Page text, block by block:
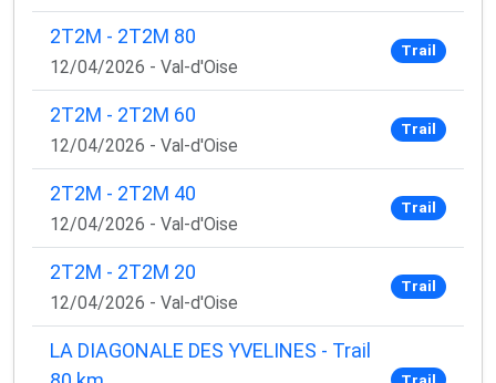
2T2M - 2T2M 80
12/04/2026 - Val-d'Oise
Trail
2T2M - 2T2M 60
12/04/2026 - Val-d'Oise
Trail
2T2M - 2T2M 40
12/04/2026 - Val-d'Oise
Trail
2T2M - 2T2M 20
12/04/2026 - Val-d'Oise
Trail
LA DIAGONALE DES YVELINES - Trail
Trail